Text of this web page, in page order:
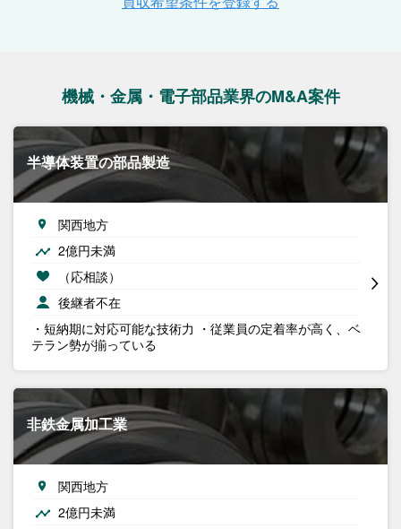
機械・金属・電子部品業界のM&A案件
半導体装置の部品製造
関西地方
2億円未満
（応相談）
後継者不在
・短納期に対応可能な技術力 ・従業員の定着率が高く、ベ
テラン勢が揃っている
非鉄金属加工業
関西地方
2億円未満